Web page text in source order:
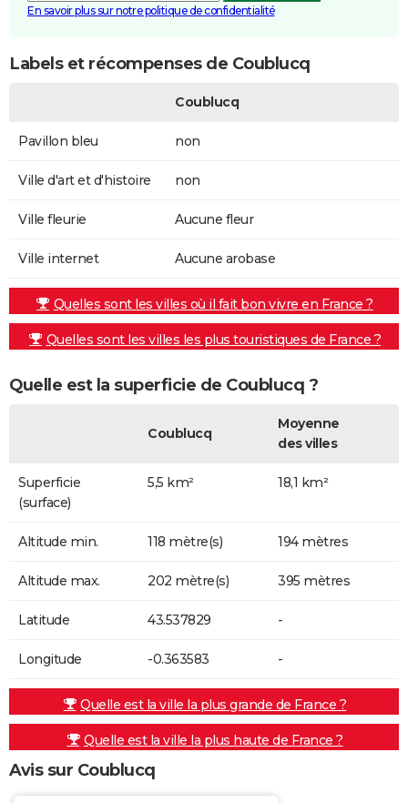
En savoir plus sur notre politique de confidentialité
Labels et récompenses de Coublucq
Coublucq
Pavillon bleu non
Ville d'art et d'histoire non
Ville fleurie Aucune fleur
Ville internet Aucune arobase
Quelles sont les villes où il fait bon vivre en France ?
Quelles sont les villes les plus touristiques de France ?
Quelle est la superficie de Coublucq ?
Coublucq
Moyenne
des villes
Superficie
(surface)
5,5 km² 18,1 km²
Altitude min. 118 mètre(s) 194 mètres
Altitude max. 202 mètre(s) 395 mètres
Latitude 43.537829 -
Longitude -0.363583 -
Quelle est la ville la plus grande de France ?
Quelle est la ville la plus haute de France ?
Avis sur Coublucq